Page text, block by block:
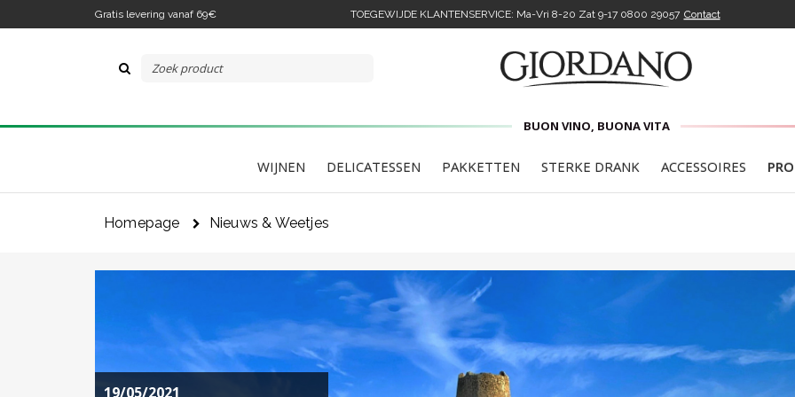
Gratis levering vanaf 69€ TOEGEWIJDE KLANTENSERVICE: Ma-Vri 8-20 Zat 9-170800 29057 Contact
BUON VINO, BUONA VITA
WIJNEN DELICATESSEN PAKKETTEN STERKE DRANK ACCESSOIRES
Homepage Nieuws & Weetjes
19/05/2021